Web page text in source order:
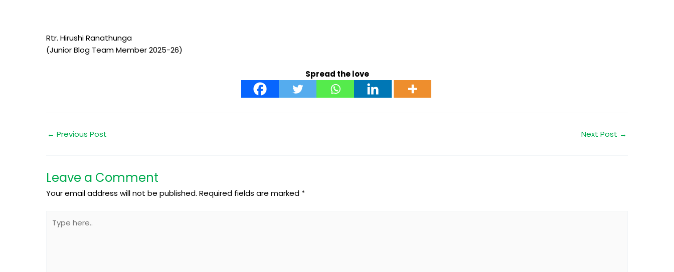
Rtr. Hirushi Ranathunga
(Junior Blog Team Member 2025-26)
Spread the love
← Previous Post Next Post →
Leave a Comment
Your email address will not be published. Required fields are marked *
here..